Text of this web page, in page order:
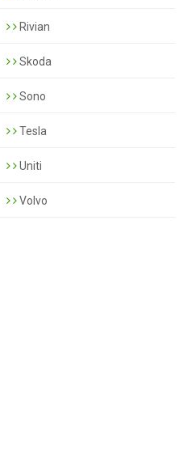
Rivian
Skoda
Sono
Tesla
Uniti
Volvo